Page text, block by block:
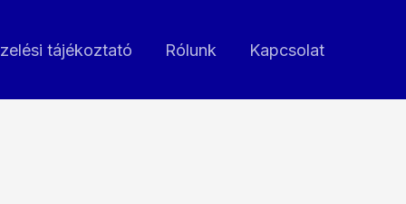
tájékoztató Rólunk Kapcsolat